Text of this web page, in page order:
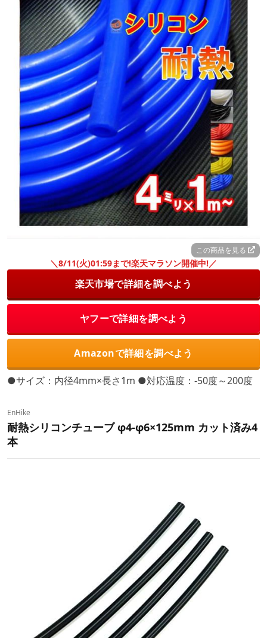
この商品を見る
＼8/11(火)01:59まで!楽天マラソン開催中!／
楽天市場で詳細を調べよう
ヤフーで詳細を調べよう
Amazonで詳細を調べよう
●サイズ：内径4mm×長さ1m ●対応温度：-50度～200度
EnHike
耐熱シリコンチューブ φ4-φ6×125mm カット済み4
本